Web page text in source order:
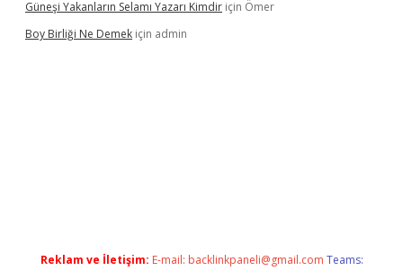
Güneşi Yakanların Selamı Yazarı Kimdir için Ömer
Boy Birliği Ne Demek için admin
Reklam ve İletişim: E-mail: backlinkpaneli@gmail.com Teams: